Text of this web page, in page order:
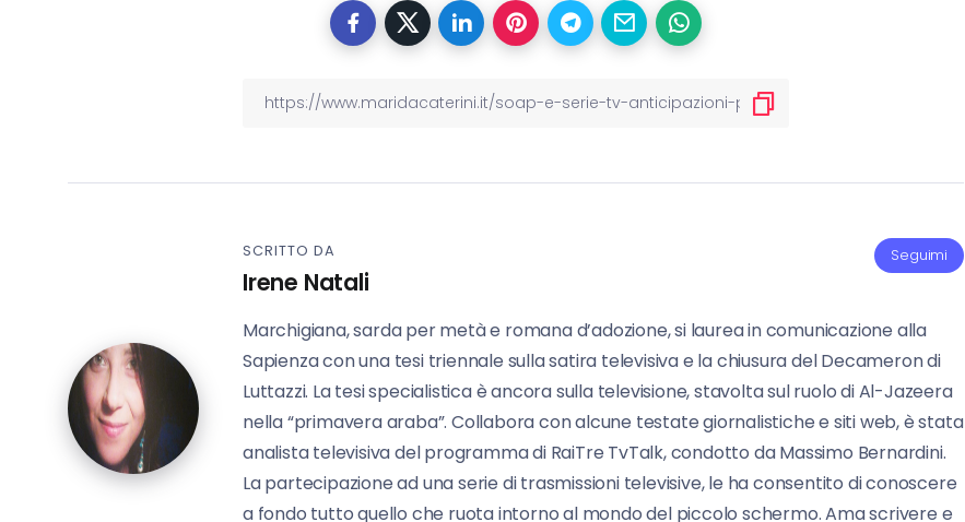
Seguimi
SCRITTO DA
Irene Natali
Marchigiana, sarda per metà e romana d’adozione, si laurea in comunicazione alla
Sapienza con una tesi triennale sulla satira televisiva e la chiusura del Decameron di
Luttazzi. La tesi specialistica è ancora sulla televisione, stavolta sul ruolo di Al-Jazeera
nella “primavera araba”. Collabora con alcune testate giornalistiche e siti web, è stata
analista televisiva del programma di RaiTre TvTalk, condotto da Massimo Bernardini.
La partecipazione ad una serie di trasmissioni televisive, le ha consentito di conoscere
a fondo tutto quello che ruota intorno al mondo del piccolo schermo. Ama scrivere e